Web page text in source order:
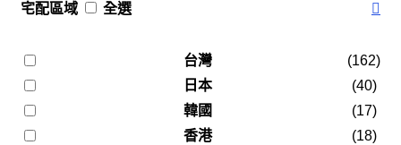
宅配區域 全選
台灣
(162)
日本
(40)
韓國
(17)
香港
(18)